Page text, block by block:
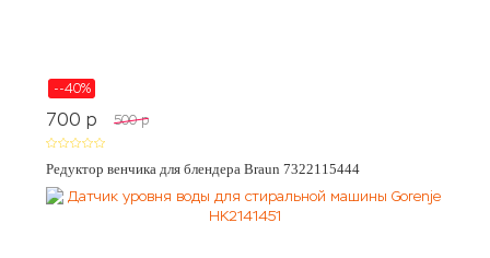
--40%
700 p 500 p
Редуктор венчика для блендера Braun 7322115444